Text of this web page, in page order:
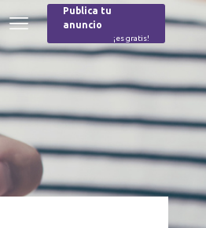
Menú
Burger
Publica tu
anuncio
¡es gratis!